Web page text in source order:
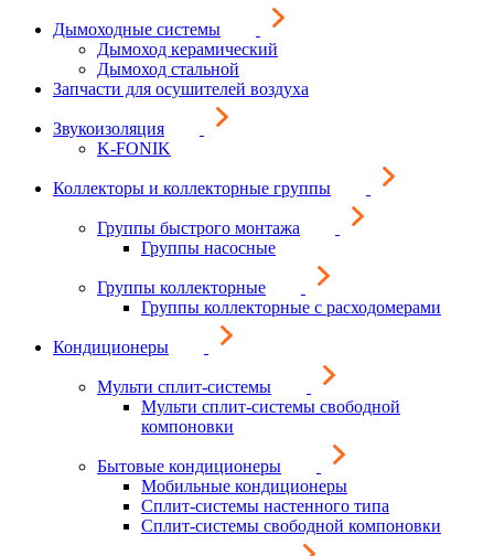
Дымоходные системы
Дымоход керамический
Дымоход стальной
Запчасти для осушителей воздуха
Звукоизоляция
K-FONIK
Коллекторы и коллекторные группы
Группы быстрого монтажа
Группы насосные
Группы коллекторные
Группы коллекторные с расходомерами
Кондиционеры
Мульти сплит-системы
Мульти сплит-системы свободной
компоновки
Бытовые кондиционеры
Мобильные кондиционеры
Сплит-системы настенного типа
Сплит-системы свободной компоновки